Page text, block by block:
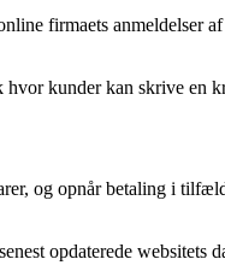
firmaets anmeldelser
kunder kan skrive en
og opnår betaling i
opdaterede websitets